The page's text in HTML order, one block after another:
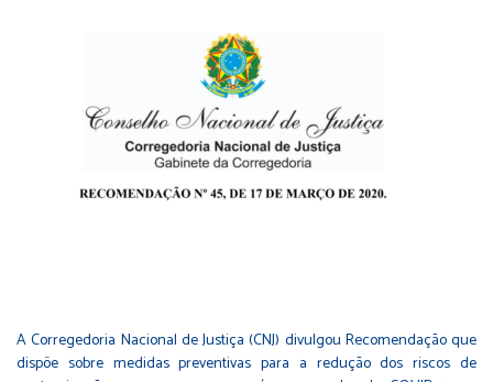
A Corregedoria Nacional de Justiça (CNJ) divulgou Recomendação que
dispõe sobre medidas preventivas para a redução dos riscos de